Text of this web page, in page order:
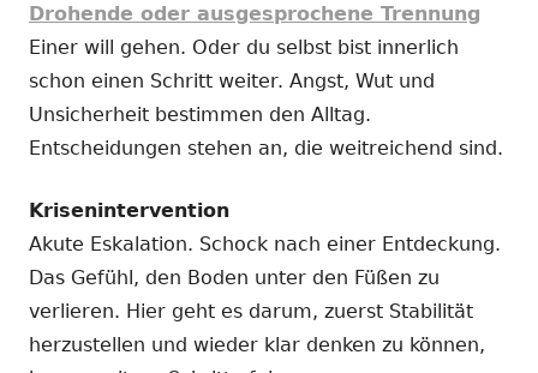
Drohende oder ausgesprochene Trennung
Einer will gehen. Oder du selbst bist innerlich
schon einen Schritt weiter. Angst, Wut und
Unsicherheit bestimmen den Alltag.
Entscheidungen stehen an, die weitreichend sind.
Krisenintervention
Akute Eskalation. Schock nach einer Entdeckung.
Das Gefühl, den Boden unter den Füßen zu
verlieren. Hier geht es darum, zuerst Stabilität
herzustellen und wieder klar denken zu können,